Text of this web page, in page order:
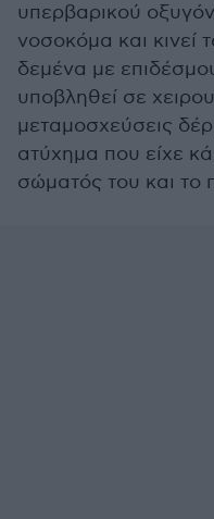
υπερβαρικού
νοσοκόμα και κινεί
δεμένα με
υποβληθεί σε
μεταμοσχεύσεις
ατύχημα που είχε
σώματός του και το